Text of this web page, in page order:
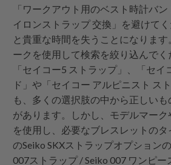
「ワークアウト用のベスト時計バ
イロンストラップ 交換」を避けて
と貴重な時間を失うことになりま
ークを使用して検索を絞り込んでく
「セイコー5 ストラップ」、「セイ
ド」や「セイコー アルピニスト ス
も、多くの選択肢の中から正しい
があります。しかし、モデルマーク
を使用し、必要なブレスレットの
のSeiko SKXストラップオプション
007ストラップ / Seiko 007 ワンピー